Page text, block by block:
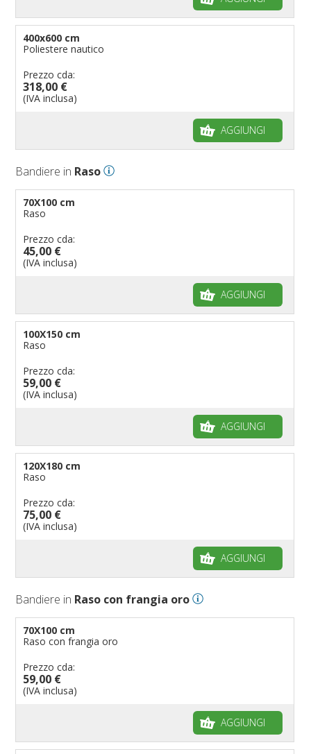
400x600 cm
Poliestere nautico
Prezzo cda:
318,00 €
(IVA inclusa)
AGGIUNGI
Bandiere in Raso
70X100 cm
Raso
Prezzo cda:
45,00 €
(IVA inclusa)
AGGIUNGI
100X150 cm
Raso
Prezzo cda:
59,00 €
(IVA inclusa)
AGGIUNGI
120X180 cm
Raso
Prezzo cda:
75,00 €
(IVA inclusa)
AGGIUNGI
Bandiere in Raso con frangia oro
70X100 cm
Raso con frangia oro
Prezzo cda:
59,00 €
(IVA inclusa)
AGGIUNGI